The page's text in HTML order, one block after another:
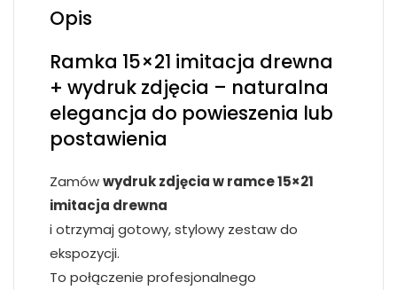
powieszenia
Opis
Ramka 15×21 imitacja drewna
+ wydruk zdjęcia – naturalna
elegancja do powieszenia lub
postawienia
Zamówwydruk zdjęcia w ramce 15×21
imitacja drewna
i otrzymaj gotowy, stylowy zestaw do
ekspozycji.
To połączenie profesjonalnego